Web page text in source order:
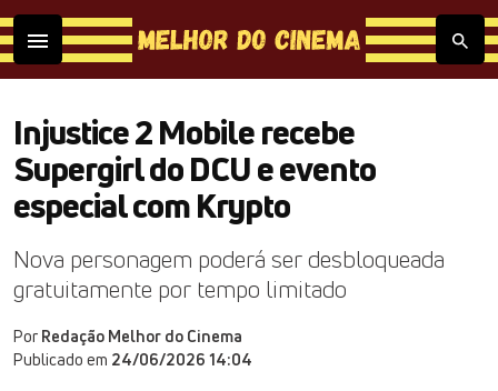
Injustice 2 Mobile recebe
Supergirl do DCU e evento
especial com Krypto
Nova personagem poderá ser desbloqueada
gratuitamente por tempo limitado
Por Redação Melhor do Cinema
Publicado em 24/06/2026 14:04